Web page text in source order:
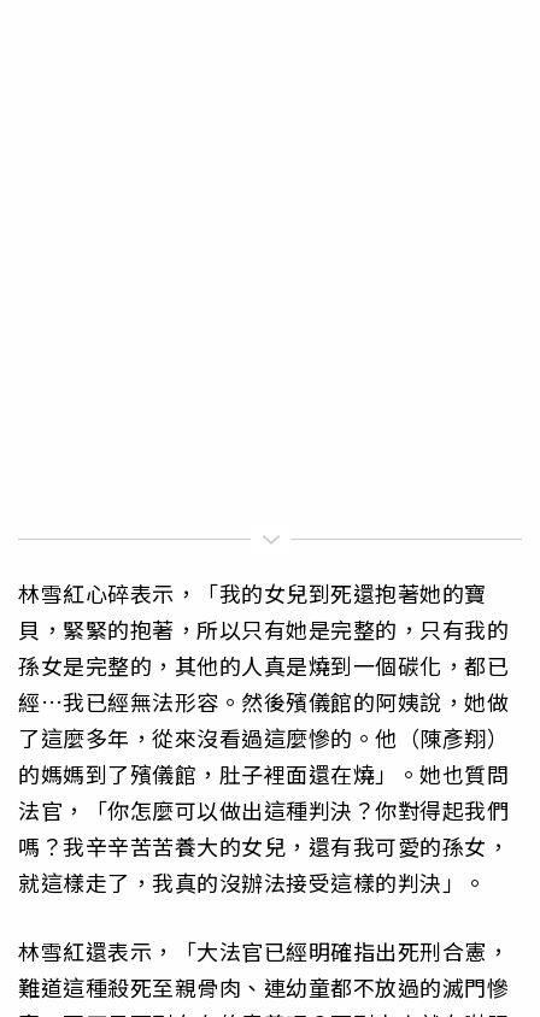
林雪紅心碎表示，「我的女兒到死還抱著她的寶
貝，緊緊的抱著，所以只有她是完整的，只有我的
孫女是完整的，其他的人真是燒到一個碳化，都已
經…我已經無法形容。然後殯儀館的阿姨說，她做
了這麼多年，從來沒看過這麼慘的。他（陳彥翔）
的媽媽到了殯儀館，肚子裡面還在燒」。她也質問
法官，「你怎麼可以做出這種判決？你對得起我們
嗎？我辛辛苦苦養大的女兒，還有我可愛的孫女，
就這樣走了，我真的沒辦法接受這樣的判決」。
林雪紅還表示，「大法官已經明確指出死刑合憲，
難道這種殺死至親骨肉、連幼童都不放過的滅門慘